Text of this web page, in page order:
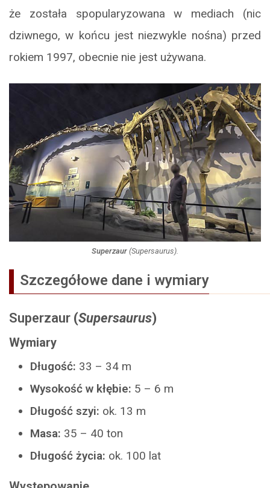
że została spopularyzowana w mediach (nic
dziwnego, w końcu jest niezwykle nośna) przed
rokiem 1997, obecnie nie jest używana.
Superzaur (Supersaurus).
Szczegółowe dane i wymiary
Superzaur (Supersaurus)
Wymiary
Długość: 33 – 34 m
Wysokość w kłębie: 5 – 6 m
Długość szyi: ok. 13 m
Masa: 35 – 40 ton
Długość życia: ok. 100 lat